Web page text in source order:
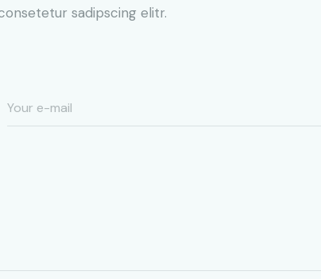
sadipscing elitr.